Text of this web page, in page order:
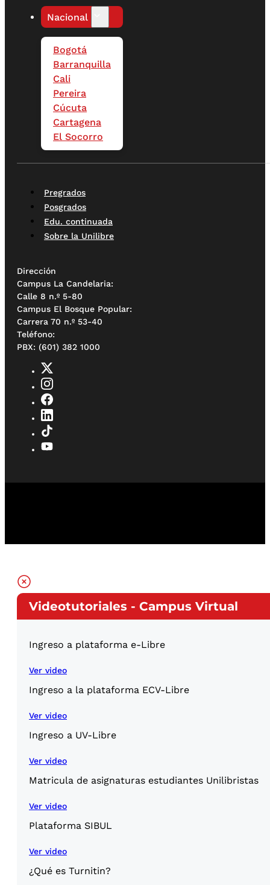
Nacional
Bogotá
Barranquilla
Cali
Pereira
Cúcuta
Cartagena
El Socorro
Pregrados
Posgrados
Edu. continuada
Sobre la Unilibre
Dirección
Campus La Candelaria:
Calle 8 n.º 5-80
Campus El Bosque Popular:
Carrera 70 n.º 53-40
Teléfono:
PBX: (601) 382 1000
Videotutoriales - Campus Virtual
Ingreso a plataforma e-Libre
Ver video
Ingreso a la plataforma ECV-Libre
Ver video
Ingreso a UV-Libre
Ver video
Matricula de asignaturas estudiantes Unilibristas
Ver video
Plataforma SIBUL
Ver video
¿Qué es Turnitin?